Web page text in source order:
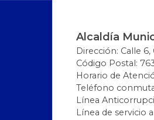
Alcaldía
Dirección: Calle
Código Postal:
Horario de
Teléfono
Línea
Línea de servicio